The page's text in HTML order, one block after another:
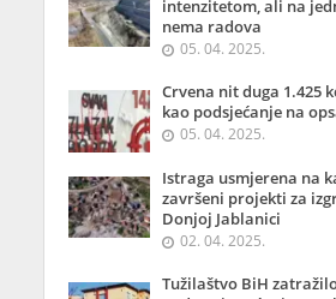
intenzitetom, ali na
nema radova
05. 04. 2025.
Crvena nit duga 1.425
kao podsjećanje na
05. 04. 2025.
Istraga usmjerena na
završeni projekti za
Donjoj Jablanici
02. 04. 2025.
Tužilaštvo BiH